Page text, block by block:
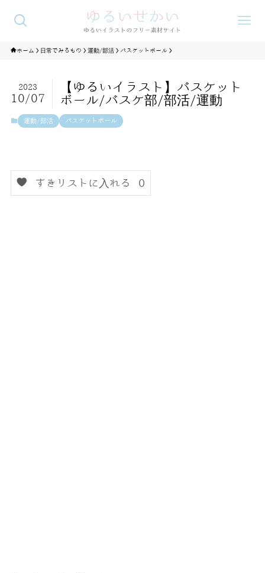
ホーム 日常でみるもの 運動/部活 バスケットボール
【ゆるいイラスト】バスケット
ボール/バスケ部/部活/運動
2023
10/07
運動/部活 バスケットボール
すきリストに入れる 0